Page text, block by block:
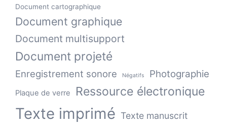
Document cartographique
Document graphique
Document multisupport
Document projeté
Enregistrement sonore Négatifs Photographie
Plaque de verre Ressource électronique
Texte imprimé Texte manuscrit